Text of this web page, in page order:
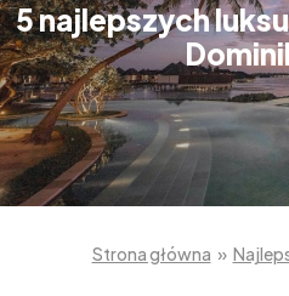
5 najlepszych
Strona główna »